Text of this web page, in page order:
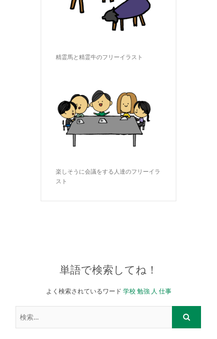
精霊馬と精霊牛のフリーイラスト
楽しそうに会議をする人達のフリーイラ
スト
単語で検索してね！
よく検索されているワード 学校 勉強 人 仕事